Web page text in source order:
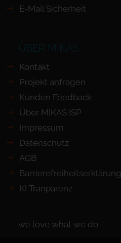
E-Mail Sicherheit
ÜBER MIKAS
Kontakt
Projekt anfragen
Kunden Feedback
Über MIKAS ISP
Impressum
Datenschutz
AGB
Barrierefreiheits­erklärung
KI Tranparenz
we love what we do